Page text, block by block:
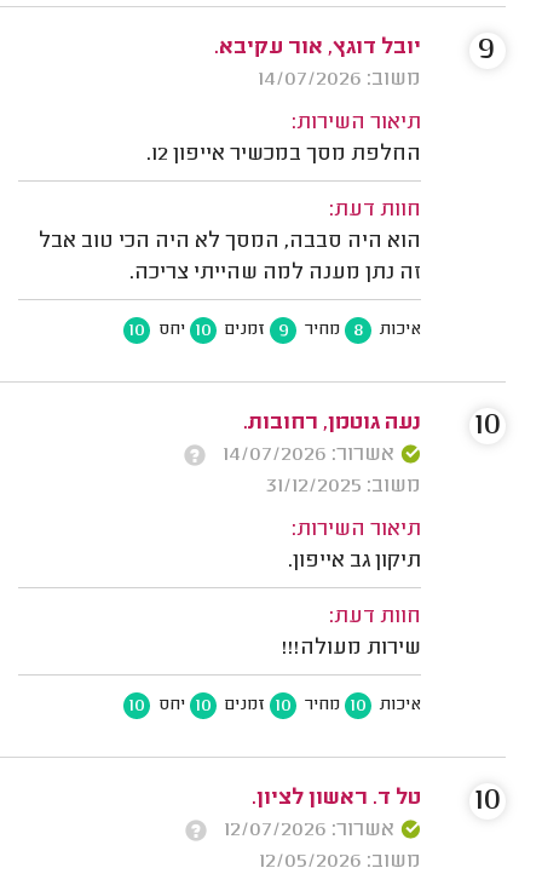
יובל דוגץ, אור עקיבא.
משוב: 14/07/2026
תיאור השירות:
החלפת מסך במכשיר אייפון 12.
חוות דעת:
הוא היה סבבה, המסך לא היה הכי טוב אבל
זה נתן מענה למה שהייתי צריכה.
איכות 8 מחיר 9 זמנים 10 יחס 10
9
נעה גוטמן, רחובות.
אשרור: 14/07/2026
משוב: 31/12/2025
תיאור השירות:
תיקון גב אייפון.
חוות דעת:
שירות מעולה!!!
איכות 10 מחיר 10 זמנים 10 יחס 10
10
טל ד. ראשון לציון.
אשרור: 12/07/2026
משוב: 12/05/2026
10